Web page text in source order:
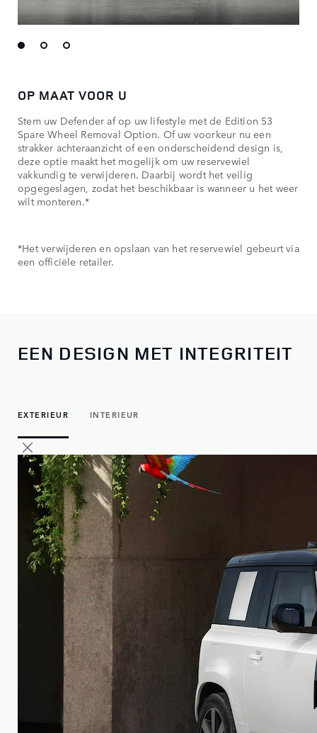
OP MAAT VOOR U
Stem uw Defender af op uw lifestyle met de Edition 53
Spare Wheel Removal Option. Of uw voorkeur nu een
strakker achteraanzicht of een onderscheidend design is,
deze optie maakt het mogelijk om uw reservewiel
vakkundig te verwijderen. Daarbij wordt het veilig
opgegeslagen, zodat het beschikbaar is wanneer u het weer
wilt monteren.*
*Het verwijderen en opslaan van het reservewiel gebeurt via
een officiële retailer.
EEN DESIGN MET INTEGRITEIT
EXTERIEUR INTERIEUR